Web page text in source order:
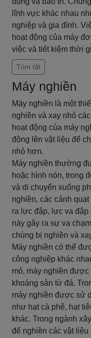
lĩnh vực khác nhau
nghiệp và gia đình.
hoạt động của máy
việc và tiết kiệm thời
Tóm tắt
Máy nghiền
Máy nghiền là một
nghiền và xay nhỏ
hoạt động của máy
động lên vật liệu để
nhỏ hơn.
Máy nghiền thường
hoặc hình nón, trong
và di chuyển xuống
nghiền, các cánh
ra lực đập, lực va
này gây ra sự va
chúng bị nghiền và
Máy nghiền có thể
công nghiệp khác
mỏ, máy nghiền
khoáng sản từ đá.
máy nghiền được sử
như hạt cà phê, hạt
khác. Trong ngành
để nghiền các vật